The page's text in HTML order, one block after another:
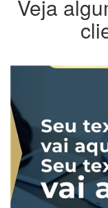
Veja